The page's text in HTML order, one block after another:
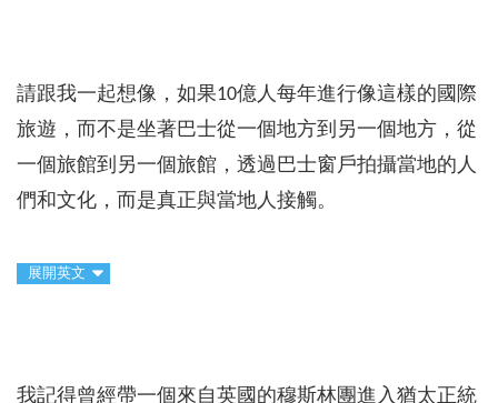
請跟我一起想像，如果10億人每年進行像這樣的國際
旅遊，而不是坐著巴士從一個地方到另一個地方，從
一個旅館到另一個旅館，透過巴士窗戶拍攝當地的人
們和文化，而是真正與當地人接觸。
展開英文
我記得曾經帶一個來自英國的穆斯林團進入猶太正統